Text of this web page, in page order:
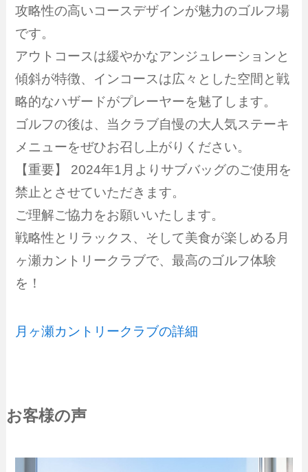
攻略性の高いコースデザインが魅力のゴルフ場
です。
アウトコースは緩やかなアンジュレーションと
傾斜が特徴、インコースは広々とした空間と戦
略的なハザードがプレーヤーを魅了します。
ゴルフの後は、当クラブ自慢の大人気ステーキ
メニューをぜひお召し上がりください。
【重要】 2024年1月よりサブバッグのご使用を
禁止とさせていただきます。
ご理解ご協力をお願いいたします。
戦略性とリラックス、そして美食が楽しめる月
ヶ瀬カントリークラブで、最高のゴルフ体験
を！
月ヶ瀬カントリークラブの詳細
お客様の声